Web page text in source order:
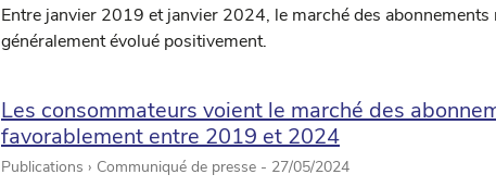
Entre janvier 2019 et janvier 2024, le marché des
généralement évolué positivement.
Les consommateurs voient le marché des
favorablement entre 2019 et 2024
Publications › Communiqué de presse - 27/05/2024